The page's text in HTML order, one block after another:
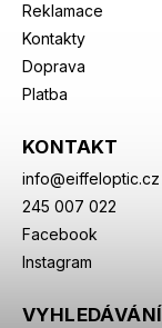
Reklamace
Kontakty
Doprava
Platba
KONTAKT
info@eiffeloptic.cz
245 007 022
Facebook
Instagram
VYHLEDÁVÁNÍ